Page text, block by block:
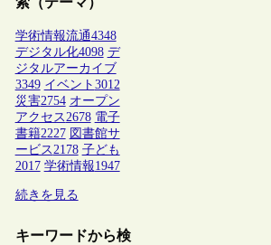
学術情報流通4348
デジタル化4098 デ
ジタルアーカイブ
3349 イベント 3012
災害2754 オープン
アクセス 2678 電子
書籍2227 図書館サ
ービス 2178 子ども
2017 学術情報1947
続きを見る
キーワードから検